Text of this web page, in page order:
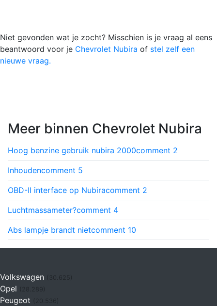
Niet gevonden wat je zocht? Misschien is je vraag al eens
beantwoord voor je Chevrolet Nubira of stel zelf een
nieuwe vraag.
Meer binnen Chevrolet Nubira
Hoog benzine gebruik nubira 2000comment 2
Inhoudencomment 5
OBD-II interface op Nubiracomment 2
Luchtmassameter?comment 4
Abs lampje brandt nietcomment 10
Volkswagen (30.625)
Opel
Peugeot (20.536)